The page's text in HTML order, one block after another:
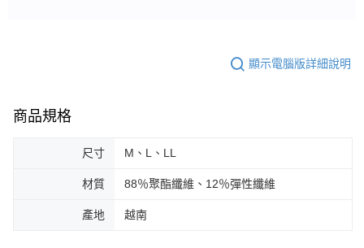
顯示電腦版詳細說明
商品規格
尺寸 M、L、LL
材質 88％聚酯纖維、12％彈性纖維
產地 越南